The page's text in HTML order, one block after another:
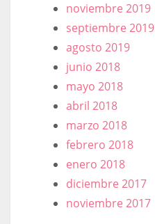
noviembre 2019
septiembre 2019
agosto 2019
junio 2018
mayo 2018
abril 2018
marzo 2018
febrero 2018
enero 2018
diciembre 2017
noviembre 2017